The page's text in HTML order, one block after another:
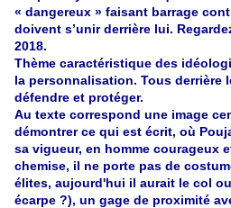
« dangereux » faisant barrage
doivent s’unir derrière lui.
2018.
Thème caractéristique des
la personnalisation. Tous derrière
défendre et protéger.
Au texte correspond une image
démontrer ce qui est écrit, où
sa vigueur, en homme courageux
chemise, il ne porte pas de
élites, aujourd'hui il aurait le col
écarpe ?), un gage de proximité